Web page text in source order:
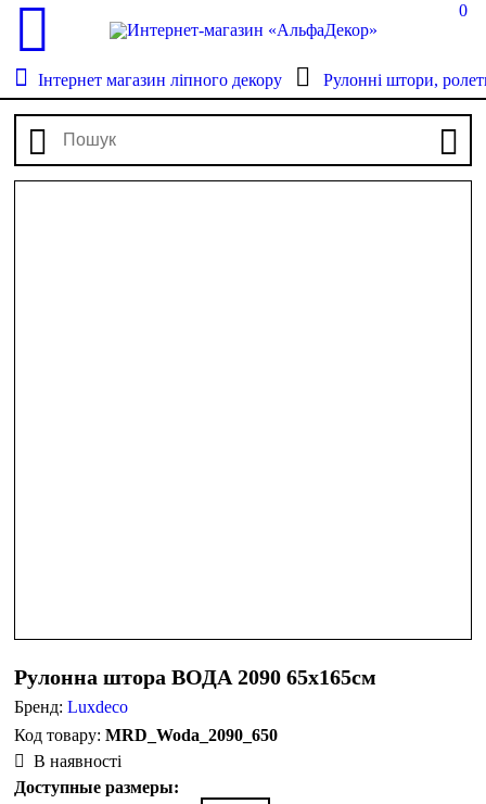
0
Інтернет магазин ліпного декору Рулонні штори,
Рулонна штора ВОДА 2090 65х165см
Бренд:Luxdeco
MRD_Woda_2090_650
В наявності
Доступные размеры: